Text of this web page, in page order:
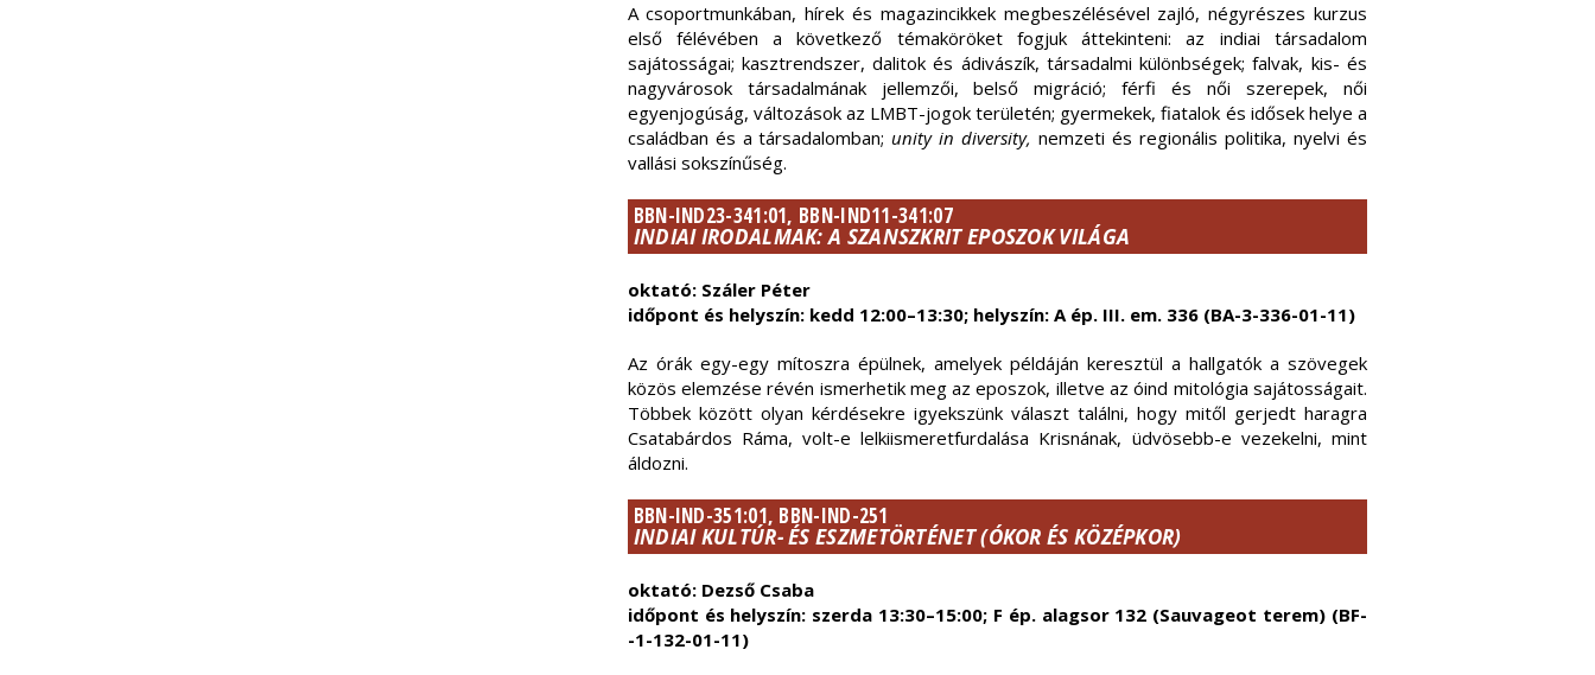
A csoportmunkában, hírek és magazincikkek megbeszélésével zajló, négyrészes kurzus
első félévében a következő témaköröket fogjuk áttekinteni: az indiai társadalom
sajátosságai; kasztrendszer, dalitok és ádivászík, társadalmi különbségek; falvak, kis- és
nagyvárosok társadalmának jellemzői, belső migráció; férfi és női szerepek, női
egyenjogúság, változások az LMBT-jogok területén; gyermekek, fiatalok és idősek helye a
családban és a társadalomban;unity in diversity, nemzeti és regionális politika, nyelvi és
vallási sokszínűség.
BBN-IND23-341:01, BBN-IND11-341:07
INDIAI IRODALMAK: A SZANSZKRIT EPOSZOK VILÁGA
oktató: Száler Péter
időpont és helyszín: kedd 12:00–13:30; helyszín: A ép. III. em. 336 (BA-3-336-01-11)
Az órák egy-egy mítoszra épülnek, amelyek példáján keresztül a hallgatók a szövegek
közös elemzése révén ismerhetik meg az eposzok, illetve az óind mitológia sajátosságait.
Többek között olyan kérdésekre igyekszünk választ találni, hogy mitől gerjedt haragra
Csatabárdos Ráma, volt-e lelkiismeretfurdalása Krisnának, üdvösebb-e vezekelni, mint
áldozni.
BBN-IND-351:01, BBN-IND-251
INDIAI KULTÚR- ÉS ESZMETÖRTÉNET (ÓKOR ÉS KÖZÉPKOR)
oktató: Dezső Csaba
időpont és helyszín: szerda 13:30–15:00; F ép. alagsor 132 (Sauvageot terem) (BF-
-1-132-01-11)